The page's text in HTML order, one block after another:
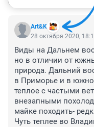
Art&K
28 октября 2020,
Виды на Дальнем
но в отличии от
природа. Дальний
в Приморье и в
теплое с частыми
внезапными
майке походить-
Чуть теплее во